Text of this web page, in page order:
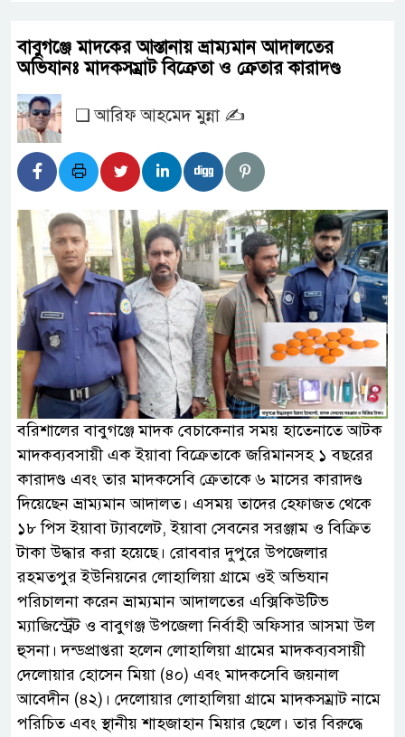
বাবুগঞ্জে মাদকের আস্তানায় ভ্রাম্যমান আদালতের
অভিযানঃ মাদকসম্রাট বিক্রেতা ও ক্রেতার কারাদণ্ড
❑ আরিফ আহমেদ মুন্না ✍️
বরিশালের বাবুগঞ্জে মাদক বেচাকেনার সময় হাতেনাতে আটক
মাদকব্যবসায়ী এক ইয়াবা বিক্রেতাকে জরিমানসহ ১ বছরের
কারাদণ্ড এবং তার মাদকসেবি ক্রেতাকে ৬ মাসের কারাদণ্ড
দিয়েছেন ভ্রাম্যমান আদালত। এসময় তাদের হেফাজত থেকে
১৮ পিস ইয়াবা ট্যাবলেট, ইয়াবা সেবনের সরঞ্জাম ও বিক্রিত
টাকা উদ্ধার করা হয়েছে। রোববার দুপুরে উপজেলার
রহমতপুর ইউনিয়নের লোহালিয়া গ্রামে ওই অভিযান
পরিচালনা করেন ভ্রাম্যমান আদালতের এক্সিকিউটিভ
ম্যাজিস্ট্রেট ও বাবুগঞ্জ উপজেলা নির্বাহী অফিসার আসমা উল
হুসনা। দন্ডপ্রাপ্তরা হলেন লোহালিয়া গ্রামের মাদকব্যবসায়ী
দেলোয়ার হোসেন মিয়া (৪০) এবং মাদকসেবি জয়নাল
আবেদীন (৪২)। দেলোয়ার লোহালিয়া গ্রামে মাদকসম্রাট নামে
পরিচিত এবং স্থানীয় শাহজাহান মিয়ার ছেলে। তার বিরুদ্ধে